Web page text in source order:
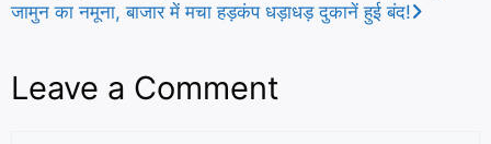
p
a
r
जामुन का नमूना, बाजार में मचा हड़कंप धड़ाधड़ दुकानें हुई बंद!
Leave a Comment